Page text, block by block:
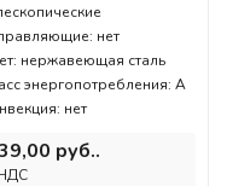
нет
нержавеющая сталь
энергопотребления: A
нет
руб..